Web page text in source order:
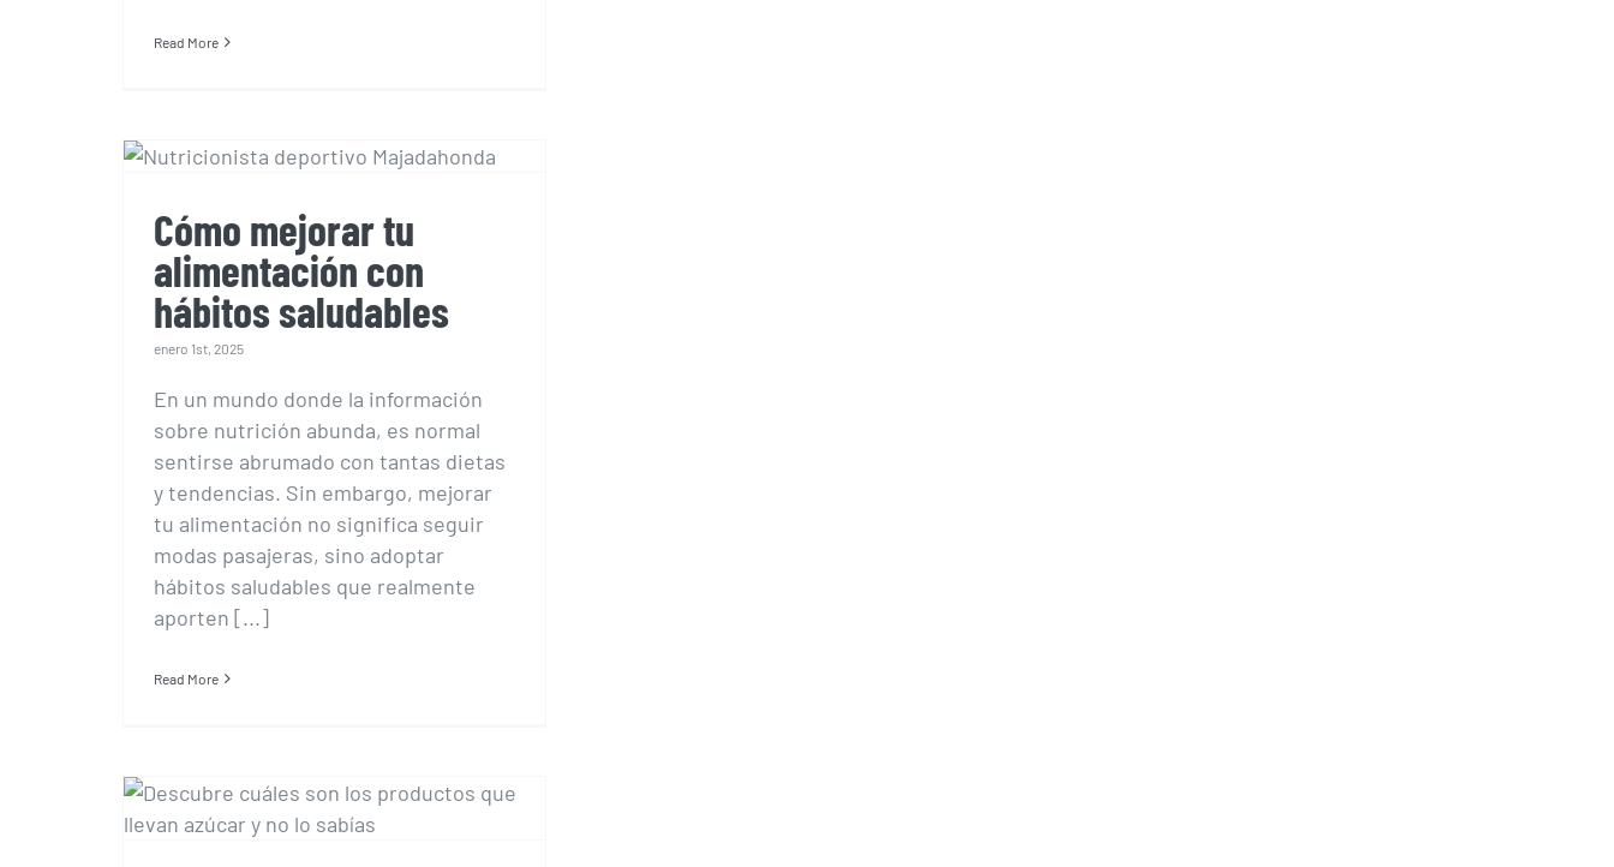
Read More
alimentación con
hábitos saludables
Cómo mejorar tu
alimentación con
hábitos saludables
enero 1st, 2025
En un mundo donde la información
sobre nutrición abunda, es normal
sentirse abrumado con tantas dietas
y tendencias. Sin embargo, mejorar
tu alimentación no significa seguir
modas pasajeras, sino adoptar
hábitos saludables que realmente
aporten [...]
Read More
6 productos que llevan
azúcar y no lo sabías